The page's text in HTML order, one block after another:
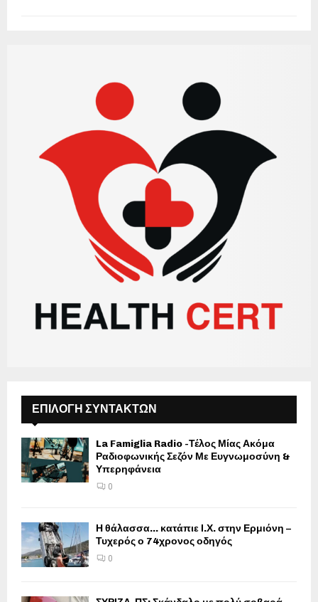
ΕΠΙΛΟΓΗ ΣΥΝΤΑΚΤΩΝ
La Famiglia Radio -Τέλος Μίας Ακόμα
Ραδιοφωνικής Σεζόν Με Ευγνωμοσύνη &
Υπερηφάνεια
0
Η θάλασσα… κατάπιε Ι.Χ. στην Ερμιόνη –
Τυχερός ο 74χρονος οδηγός
0